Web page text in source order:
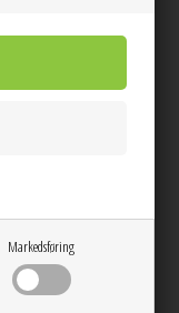
Markedsføring